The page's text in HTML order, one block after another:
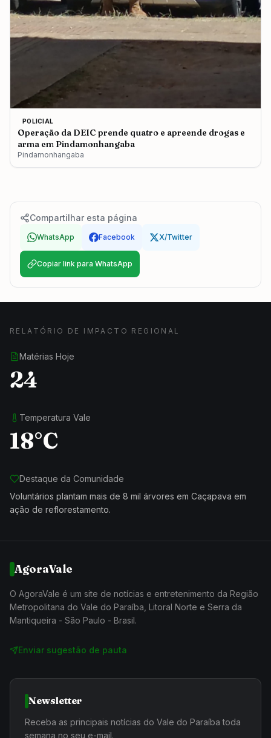
POLICIAL
Operação da DEIC prende quatro e apreende drogas e
arma em Pindamonhangaba
Pindamonhangaba
Compartilhar esta página
WhatsApp Facebook X/Twitter
Copiar link para WhatsApp
RELATÓRIO DE IMPACTO REGIONAL
Matérias Hoje
24
Temperatura Vale
18°C
Destaque da Comunidade
Voluntários plantam mais de 8 mil árvores em Caçapava em
ação de reflorestamento.
AgoraVale
O AgoraVale é um site de notícias e entretenimento da Região
Metropolitana do Vale do Paraíba, Litoral Norte e Serra da
Mantiqueira - São Paulo - Brasil.
Enviar sugestão de pauta
Newsletter
Receba as principais notícias do Vale do Paraíba toda
semana no seu e-mail.